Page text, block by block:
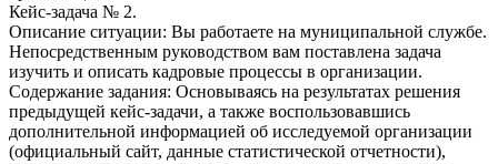
Кейс-задача № 2.
Описание ситуации: Вы работаете на муниципальной службе.
Непосредственным руководством вам поставлена задача
изучить и описать кадровые процессы в организации.
Содержание задания: Основываясь на результатах решения
предыдущей кейс-задачи, а также воспользовавшись
дополнительной информацией об исследуемой организации
(официальный сайт, данные статистической отчетности),